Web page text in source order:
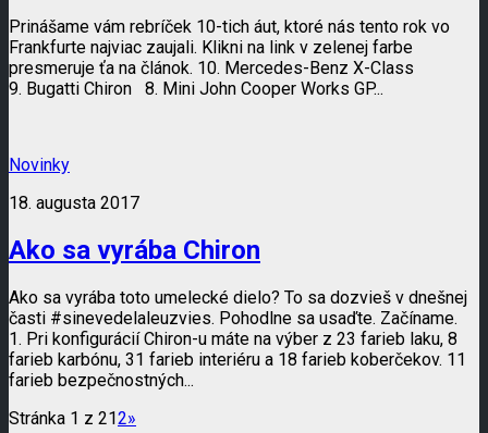
Prinášame vám rebríček 10-tich áut, ktoré nás tento rok vo
Frankfurte najviac zaujali. Klikni na link v zelenej farbe
presmeruje ťa na článok. 10. Mercedes-Benz X-Class
9. Bugatti Chiron 8. Mini John Cooper Works GP...
Novinky
18. augusta 2017
Ako sa vyrába Chiron
Ako sa vyrába toto umelecké dielo? To sa dozvieš v dnešnej
časti #sinevedelaleuzvies. Pohodlne sa usaďte. Začíname.
1. Pri konfigurácií Chiron-u máte na výber z 23 farieb laku, 8
farieb karbónu, 31 farieb interiéru a 18 farieb koberčekov. 11
farieb bezpečnostných...
Stránka 1 z 212»